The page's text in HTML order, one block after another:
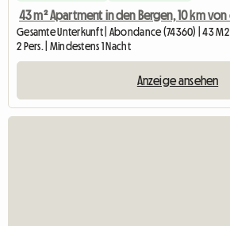
Gesamte Unterkunft | Abondance (74360) | 43 M2
2 Pers. | Mindestens 1 Nacht
Anzeige ansehen